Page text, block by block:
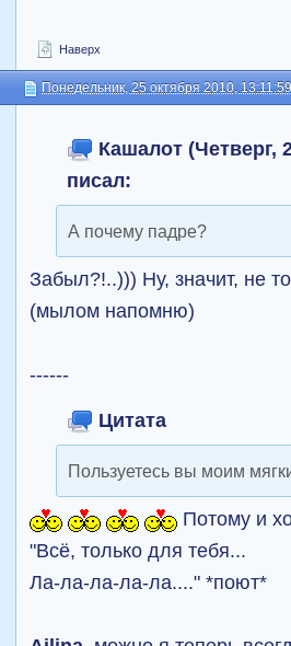
Наверх
Понедельник, 25 октября 2010,
Кашалот (Четверг,
писал:
А почему падре?
Забыл?!..))) Ну, значит, не
(мылом напомню)
------
Цитата
Пользуетесь вы моим
Потому и
"Всё, только для тебя...
Ла-ла-ла-ла-ла...." *поют*